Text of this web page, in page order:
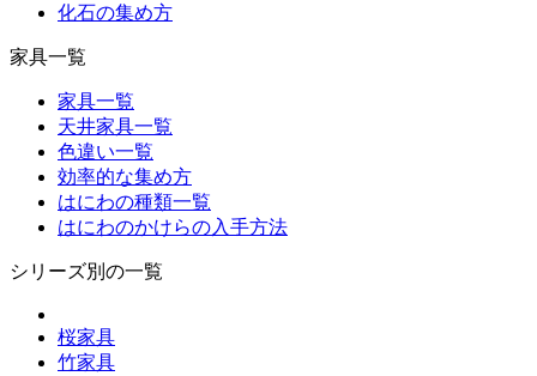
化石の集め方
家具一覧
家具一覧
天井家具一覧
色違い一覧
効率的な集め方
はにわの種類一覧
はにわのかけらの入手方法
シリーズ別の一覧
桜家具
竹家具